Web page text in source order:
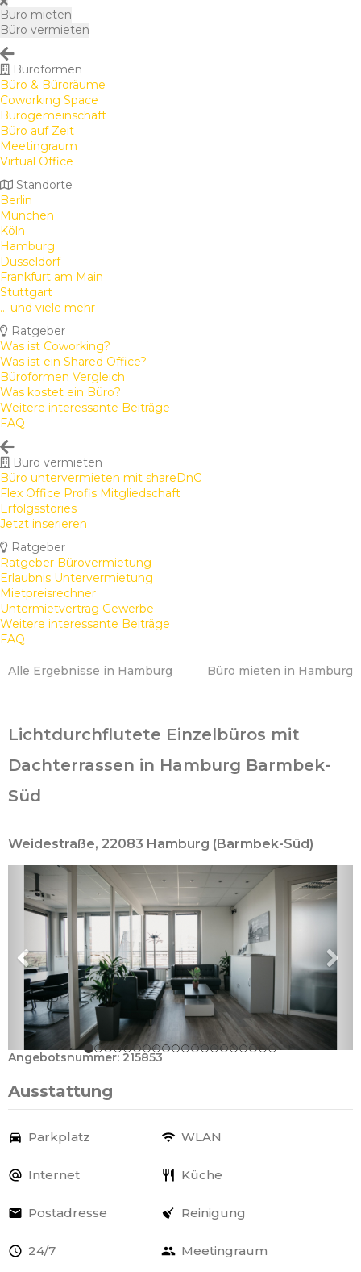
Büro mieten
Büro vermieten
Büroformen
Büro & Büroräume
Coworking Space
Bürogemeinschaft
Büro auf Zeit
Meetingraum
Virtual Office
Standorte
Berlin
München
Köln
Hamburg
Düsseldorf
Frankfurt am Main
Stuttgart
... und viele mehr
Ratgeber
Was ist Coworking?
Was ist ein Shared Office?
Büroformen Vergleich
Was kostet ein Büro?
Weitere interessante Beiträge
FAQ
Büro vermieten
Büro untervermieten mit shareDnC
Flex Office Profis Mitgliedschaft
Erfolgsstories
Jetzt inserieren
Ratgeber
Ratgeber Bürovermietung
Erlaubnis Untervermietung
Mietpreisrechner
Untermietvertrag Gewerbe
Weitere interessante Beiträge
FAQ
Alle Ergebnisse in Hamburg Büro mieten in Hamburg
Lichtdurchflutete Einzelbüros mit
Dachterrassen in Hamburg Barmbek-
Süd
Weidestraße, 22083 Hamburg (Barmbek-Süd)
Angebotsnummer: 215853
Ausstattung
Parkplatz WLAN
Internet Küche
Postadresse Reinigung
24/7 Meetingraum